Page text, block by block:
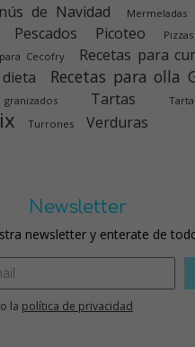
de Navidad Mermeladas
Pescados Picoteo Pizzas
Cecofry
Recetas para
Recetas para olla
Tartas
Turrones Verduras
Newsletter
newsletter y enterate de
la política de privacidad